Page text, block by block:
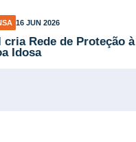
16 JUN 2026
cria Rede de Proteção à
Idosa